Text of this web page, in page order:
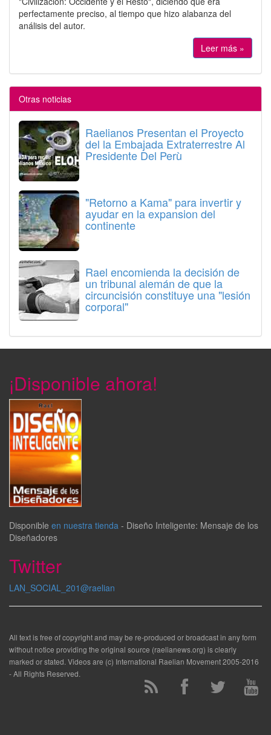
perfectamente preciso, al tiempo que hizo alabanza del
análisis del autor.
Leer más »
Otras noticias
Raelianos Presentan el Proyecto
del la Embajada Extraterrestre Al
Presidente Del Perù
"Retorno a Kama" para invertir y
ayudar en la expansion del
continente
Rael encomienda la decisión de
un tribunal alemán de que la
circuncisión constituye una "lesión
corporal"
¡Disponible ahora!
Disponible en nuestra tienda - Diseño Inteligente: Mensaje de los
Diseñadores
Twitter
LAN_SOCIAL_201@raelian
All text is free of copyright and may be re-produced or broadcast in any form
without notice providing the original source (raelianews.org) is clearly
marked or stated. Videos are (c) International Raelian Movement 2005-2016
- All Rights Reserved.